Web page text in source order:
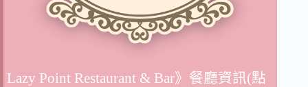
Lazy Point Restaurant & Bar》餐廳資訊(點